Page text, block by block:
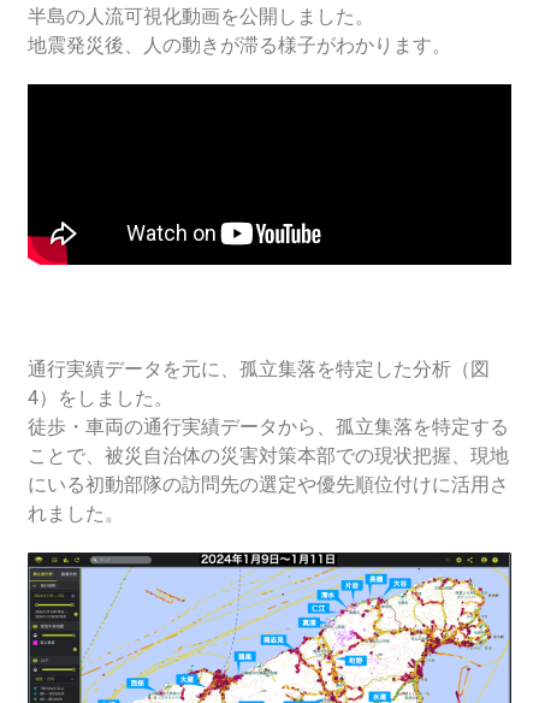
半島の人流可視化動画を公開しました。
地震発災後、人の動きが滞る様子がわかります。
通行実績データを元に、孤立集落を特定した分析（図
4）をしました。
徒歩・車両の通行実績データから、孤立集落を特定する
ことで、被災自治体の災害対策本部での現状把握、現地
にいる初動部隊の訪問先の選定や優先順位付けに活用さ
れました。